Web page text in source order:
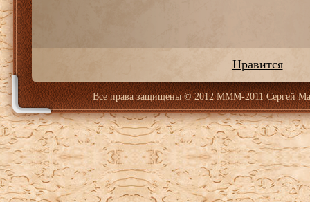
Нравится
Все права защищены© 2012 МММ-2011 Сергей